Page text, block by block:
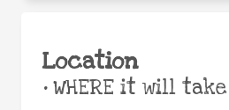
Location
•WHERE it will